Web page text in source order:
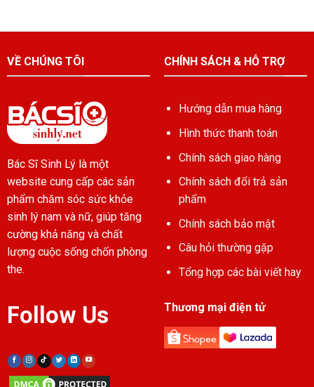
VỀ CHÚNG TÔI
Bác Sĩ Sinh Lý là một
website cung cấp các sản
phẩm chăm sóc sức khỏe
sinh lý nam và nữ, giúp tăng
cường khả năng và chất
lượng cuộc sống chốn phòng
the.
Follow Us
CHÍNH SÁCH & HỖ TRỢ
Hướng dẫn mua hàng
Hình thức thanh toán
Chính sách giao hàng
Chính sách đổi trả sản
phẩm
Chính sách bảo mật
Câu hỏi thường gặp
Tổng hợp các bài viết hay
Thương mại điện tử